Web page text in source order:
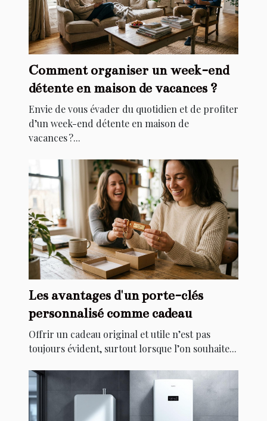
Comment organiser un week-end
détente en maison de vacances ?
Envie de vous évader du quotidien et de profiter
d’un week-end détente en maison de
vacances ?...
Les avantages d'un porte-clés
personnalisé comme cadeau
Offrir un cadeau original et utile n’est pas
toujours évident, surtout lorsque l’on souhaite...